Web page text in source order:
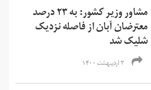
مشاور وزیر کشور: به ۲۳ درصد
معترضان آبان از فاصله نزدیک
شلیک شد
۳ اردیبهشت ۱۴۰۰